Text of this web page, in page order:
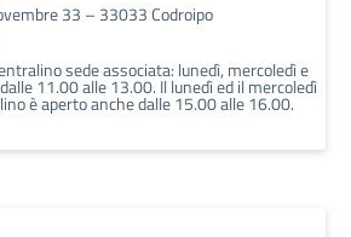
33 – 33033 Codroipo
sede associata: lunedì, mercoledì e
11.00 alle 13.00. Il lunedì ed il mercoledì
è aperto anche dalle 15.00 alle 16.00.